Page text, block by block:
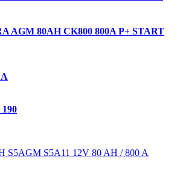
AGM 80AH CK800 800A P+ START
190